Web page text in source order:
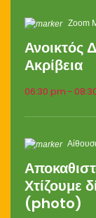
Zoom
Ανοικτός
Ακρίβεια
06:30 pm -
Χτίζουμε
(photo)